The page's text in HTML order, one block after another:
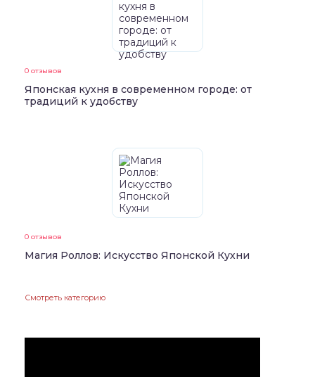
0 отзывов
Японская кухня в современном городе: от
традиций к удобству
0 отзывов
Магия Роллов: Искусство Японской Кухни
Смотреть категорию